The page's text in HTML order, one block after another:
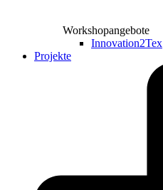
Workshopangebote
Innovation2Tex
Projekte